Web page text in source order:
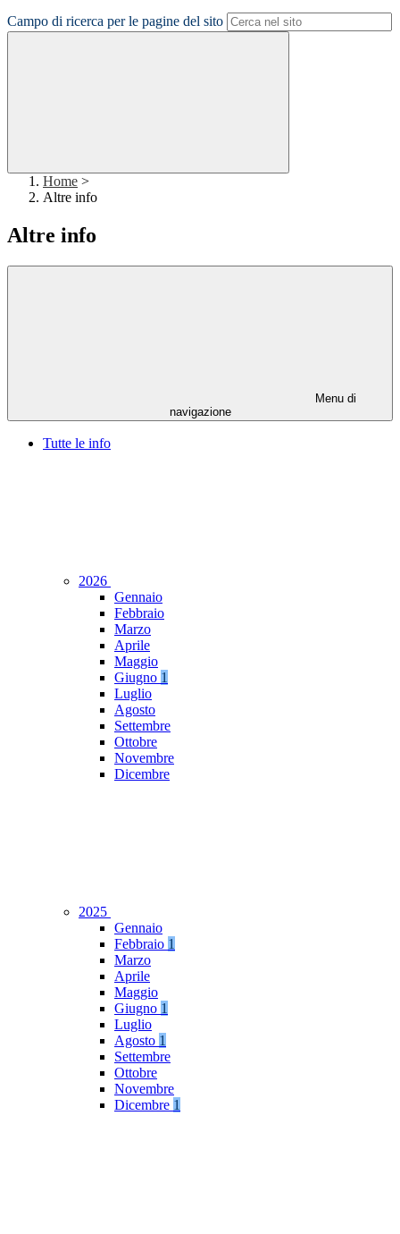
Campo di ricerca per le pagine del sito
Home >
Altre info
Altre info
Menu di
navigazione
Tutte le info
2026
Gennaio
Febbraio
Marzo
Aprile
Maggio
Giugno 1
Luglio
Agosto
Settembre
Ottobre
Novembre
Dicembre
2025
Gennaio
Febbraio 1
Marzo
Aprile
Maggio
Giugno 1
Luglio
Agosto 1
Settembre
Ottobre
Novembre
Dicembre 1